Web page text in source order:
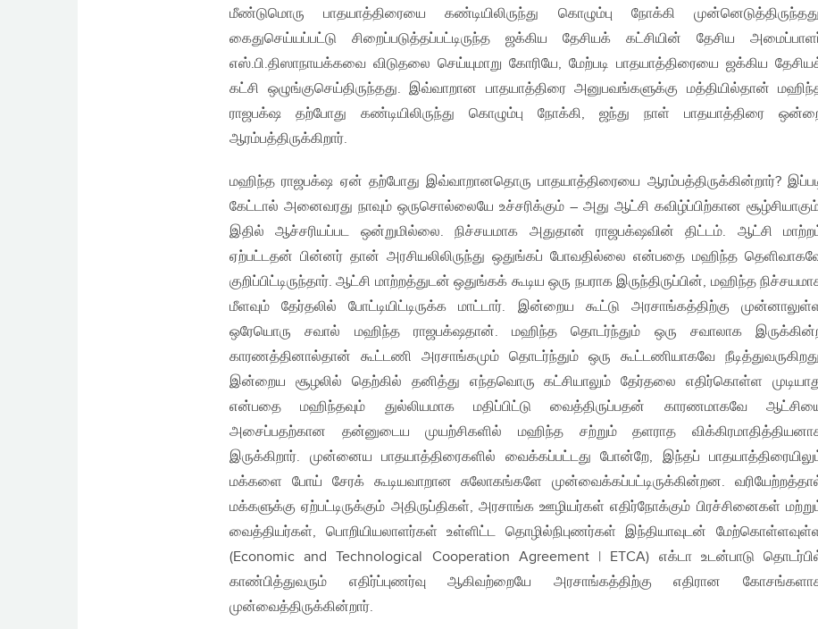
மீண்டுமொரு பாதயாத்திரையை கண்டியிலிருந்து கொழும்பு நோக்கி
கைதுசெய்யப்பட்டு சிறைப்படுத்தப்பட்டிருந்த ஜக்கிய தேசியக் கட்சியின் தேசிய
எஸ்.பி.திஸாநாயக்கவை விடுதலை செய்யுமாறு கோரியே, மேற்படி பாதயாத்திரையை ஜக்கிய
கட்சி ஒழுங்குசெய்திருந்தது. இவ்வாறான பாதயாத்திரை அனுபவங்களுக்கு மத்தியில்தான்
ராஜபக்‌ஷ தற்போது கண்டியிலிருந்து கொழும்பு நோக்கி, ஜந்து நாள் பாதயாத்திரை
ஆரம்பத்திருக்கிறார்.
மஹிந்த ராஜபக்‌ஷ ஏன் தற்போது இவ்வாறானதொரு பாதயாத்திரையை ஆரம்பத்திருக்கின்றார்?
கேட்டால் அனைவரது நாவும் ஒருசொல்லையே உச்சரிக்கும் – அது ஆட்சி கவிழ்ப்பிற்கான
இதில் ஆச்சரியப்பட ஒன்றுமில்லை. நிச்சயமாக அதுதான் ராஜபக்‌ஷவின் திட்டம். ஆட்சி
ஏற்பட்டதன் பின்னர் தான் அரசியலிலிருந்து ஒதுங்கப் போவதில்லை என்பதை மஹிந்த
குறிப்பிட்டிருந்தார். ஆட்சி மாற்றத்துடன் ஒதுங்கக் கூடிய ஒரு நபராக இருந்திருப்பின், மஹிந்த
மீளவும் தேர்தலில் போட்டியிட்டிருக்க மாட்டார். இன்றைய கூட்டு அரசாங்கத்திற்கு
ஒரேயொரு சவால் மஹிந்த ராஜபக்‌ஷதான். மஹிந்த தொடர்ந்தும் ஒரு சவாலாக
காரணத்தினால்தான் கூட்டணி அரசாங்கமும் தொடர்ந்தும் ஒரு கூட்டணியாகவே
இன்றைய சூழலில் தெற்கில் தனித்து எந்தவொரு கட்சியாலும் தேர்தலை எதிர்கொள்ள
என்பதை மஹிந்தவும் துல்லியமாக மதிப்பிட்டு வைத்திருப்பதன் காரணமாகவே
அசைப்பதற்கான தன்னுடைய முயற்சிகளில் மஹிந்த சற்றும் தளராத
இருக்கிறார். முன்னைய பாதயாத்திரைகளில் வைக்கப்பட்டது போன்றே, இந்தப்
மக்களை போய் சேரக் கூடியவாறான சுலோகங்களே முன்வைக்கப்பட்டிருக்கின்றன.
மக்களுக்கு ஏற்பட்டிருக்கும் அதிருப்திகள், அரசாங்க ஊழியர்கள் எதிர்நோக்கும் பிரச்சினைகள்
வைத்தியர்கள், பொறியியலாளர்கள் உள்ளிட்ட தொழில்நிபுணர்கள் இந்தியாவுடன்
(Economic and Technological Cooperation Agreement | ETCA) எக்டா உடன்பாடு
காண்பித்துவரும் எதிர்ப்புணர்வு ஆகிவற்றையே அரசாங்கத்திற்கு எதிரான
முன்வைத்திருக்கின்றார்.